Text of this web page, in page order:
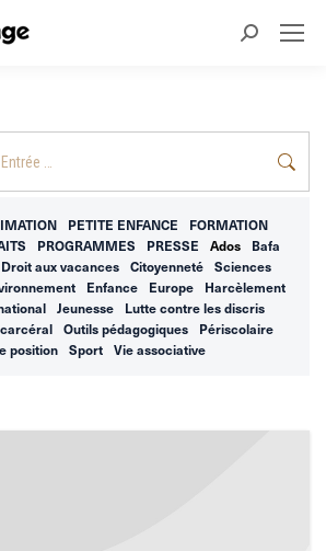
Recherche
PETITE ENFANCE
FORMATION
PROGRAMMES PRESSE Ados
Bafa
Droit aux vacances Citoyenneté
Sciences
Enfance Europe
Harcèlement
Jeunesse
Lutte contre les discris
Outils pédagogiques
Périscolaire
position
Sport Vie associative